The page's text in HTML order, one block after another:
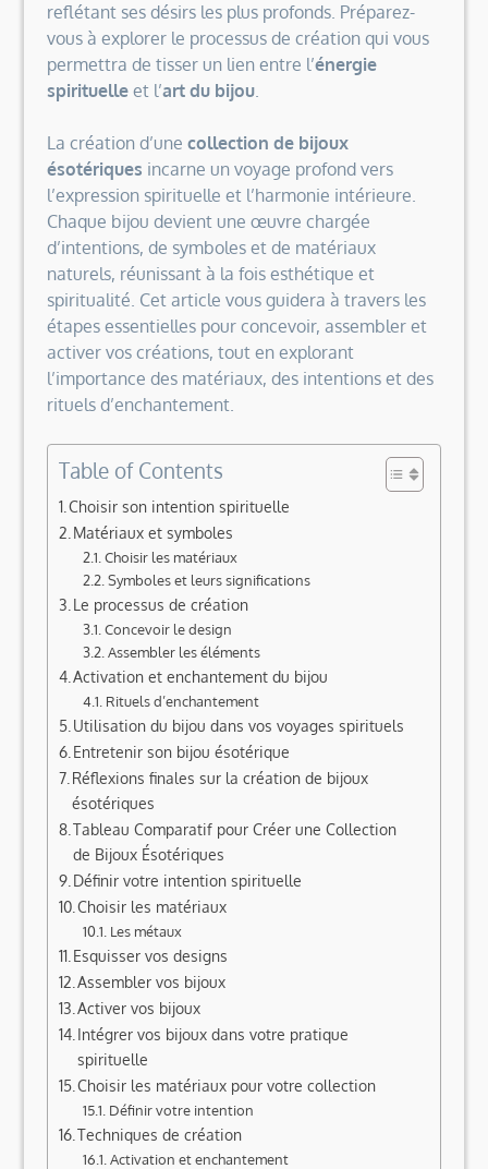
reflétant ses désirs les plus profonds. Préparez-
vous à explorer le processus de création qui vous
permettra de tisser un lien entre l’énergie
spirituelleet l’art du bijou.
La création d’une collection de bijoux
ésotériques incarne un voyage profond vers
l’expression spirituelle et l’harmonie intérieure.
Chaque bijou devient une œuvre chargée
d’intentions, de symboles et de matériaux
naturels, réunissant à la fois esthétique et
spiritualité. Cet article vous guidera à travers les
étapes essentielles pour concevoir, assembler et
activer vos créations, tout en explorant
l’importance des matériaux, des intentions et des
rituels d’enchantement.
Table of Contents
Choisir son intention spirituelle
Matériaux et symboles
Choisir les matériaux
Symboles et leurs significations
Le processus de création
Concevoir le design
Assembler les éléments
Activation et enchantement du bijou
Rituels d’enchantement
Utilisation du bijou dans vos voyages spirituels
Entretenir son bijou ésotérique
Réflexions finales sur la création de bijoux
ésotériques
Tableau Comparatif pour Créer une Collection
de Bijoux Ésotériques
Définir votre intention spirituelle
Choisir les matériaux
Les métaux
Esquisser vos designs
Assembler vos bijoux
Activer vos bijoux
Intégrer vos bijoux dans votre pratique
spirituelle
Choisir les matériaux pour votre collection
Définir votre intention
Techniques de création
Activation et enchantement